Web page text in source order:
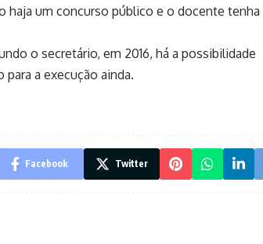
haja um concurso público e o docente tenha
o secretário, em 2016, há a possibilidade
a execução ainda.
Facebook Twitter